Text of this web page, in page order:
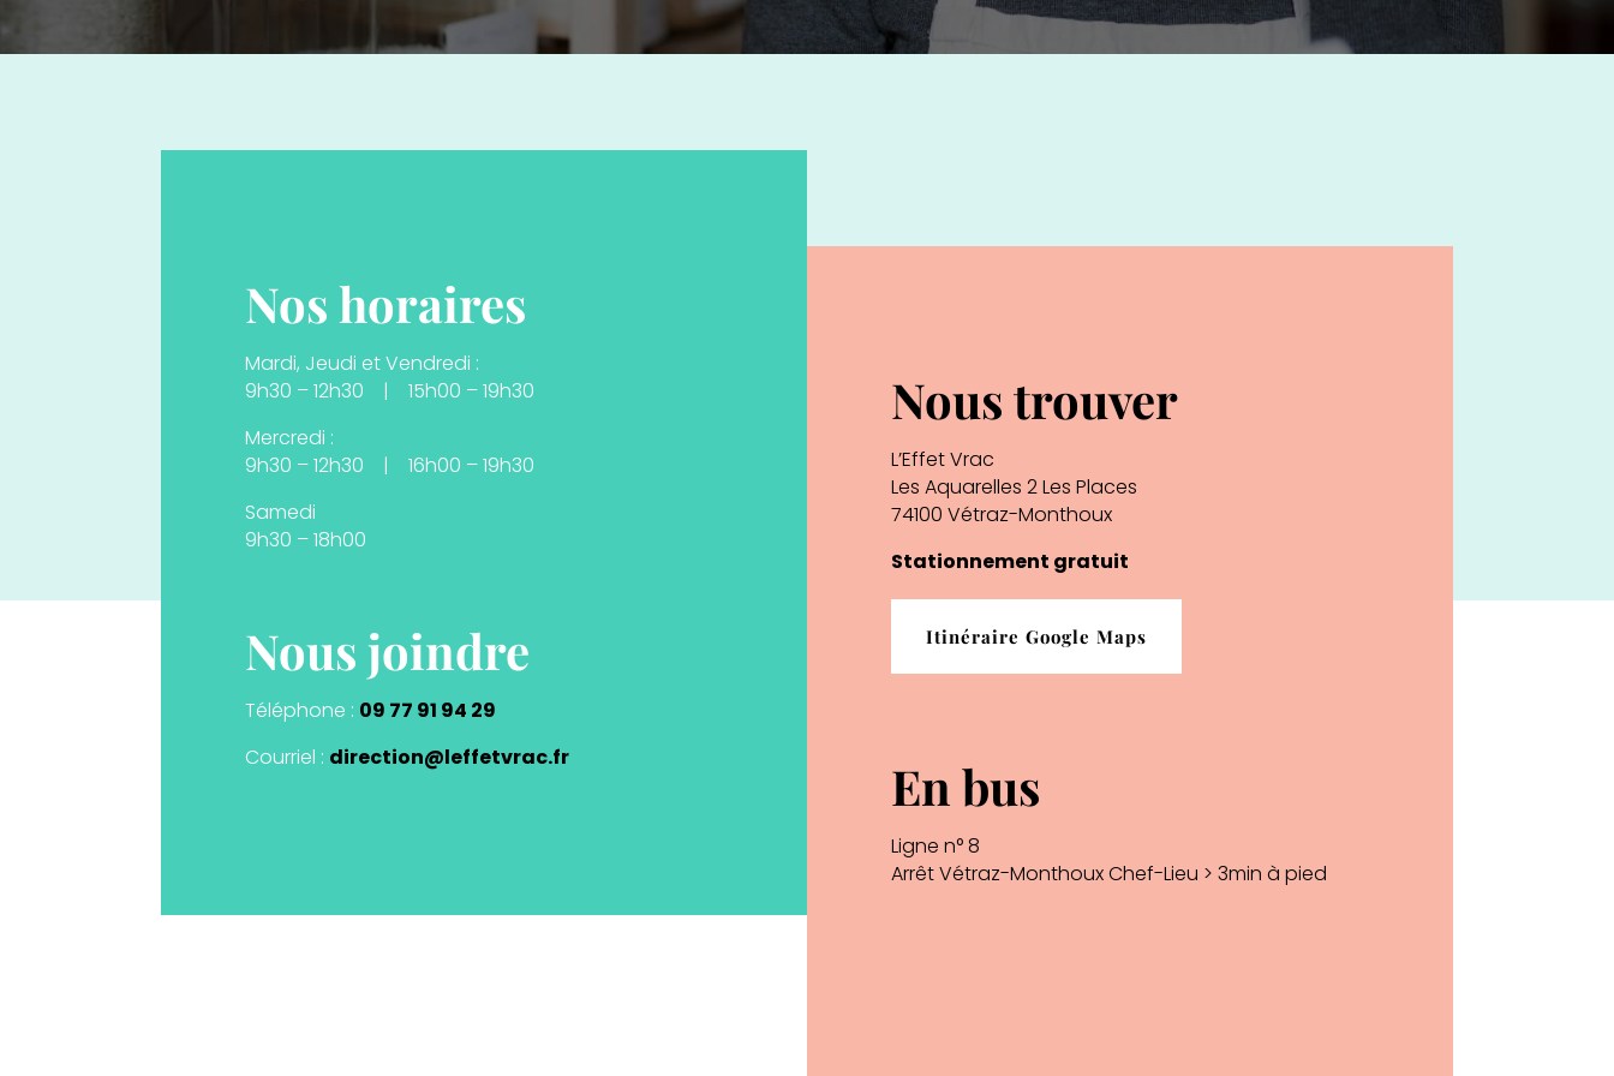
Nos horaires
Mardi, Jeudi et Vendredi :
9h30 – 12h30 | 15h00 – 19h30
Mercredi :
9h30 – 12h30 | 16h00 – 19h30
Samedi
9h30 – 18h00
Nous joindre
Téléphone : 09 77 91 94 29
Courriel : direction@leffetvrac.fr
Nous trouver
L’Effet Vrac
Les Aquarelles 2 Les Places
74100 Vétraz-Monthoux
Stationnement gratuit
Itinéraire Google Maps
En bus
Ligne n° 8
Arrêt Vétraz-Monthoux Chef-Lieu > 3min à pied